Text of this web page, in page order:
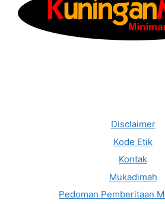
Disclaimer
Kode Etik
Kontak
Mukadimah
Pedoman Pemberitaan